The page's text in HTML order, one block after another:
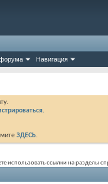
Навигация
ЗДЕСЬ.
использовать ссылки на